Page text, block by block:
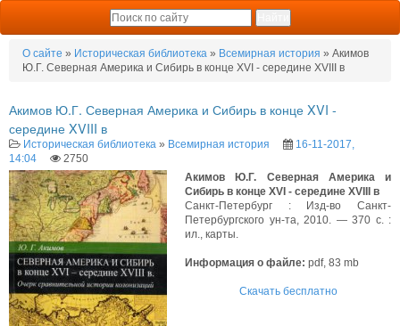
О сайте » Историческая библиотека » Всемирная история » Акимов
Ю.Г. Северная Америка и Сибирь в конце XVI - середине XVIII в
Акимов Ю.Г. Северная Америка и Сибирь в конце XVI -
середине XVIII в
Историческая библиотека » Всемирная история
16-11-2017,
14:04
2750
Акимов Ю.Г. Северная Америка и
Сибирь в конце XVI - середине XVIII в
Санкт-Петербург : Изд-во Санкт-
Петербургского ун-та, 2010. — 370 с. :
ил., карты.
Информация о файле: pdf, 83 mb
Скачать бесплатно